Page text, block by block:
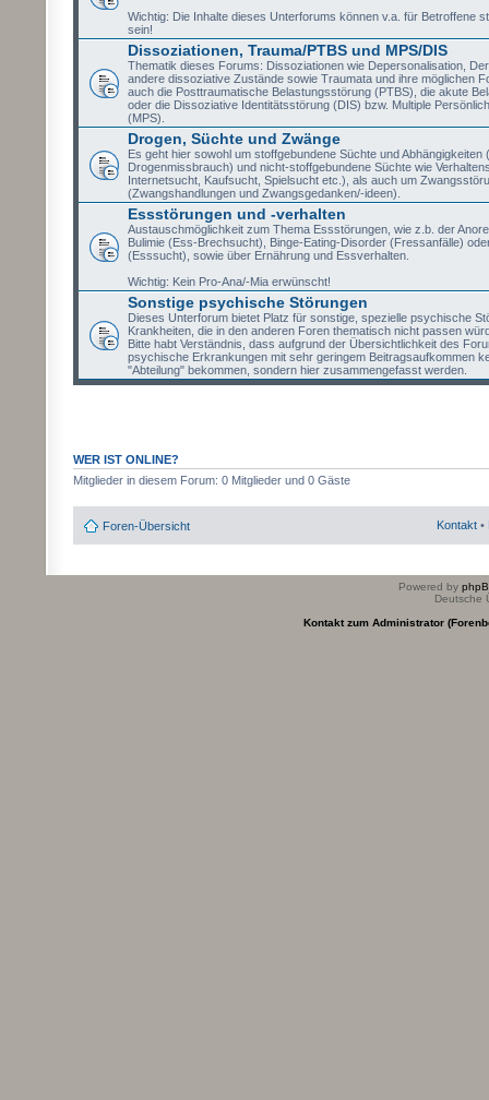
Wichtig: Die Inhalte dieses Unterforums können v.a. für Betroffene
sein!
Dissoziationen, Trauma/PTBS und MPS/DIS
Thematik dieses Forums: Dissoziationen wie Depersonalisation,
andere dissoziative Zustände sowie Traumata und ihre möglichen
auch die Posttraumatische Belastungsstörung (PTBS), die akute
oder die Dissoziative Identitätsstörung (DIS) bzw. Multiple
(MPS).
Drogen, Süchte und Zwänge
Es geht hier sowohl um stoffgebundene Süchte und Abhängigkeiten
Drogenmissbrauch) und nicht-stoffgebundene Süchte wie
Internetsucht, Kaufsucht, Spielsucht etc.), als auch um
(Zwangshandlungen und Zwangsgedanken/-ideen).
Essstörungen und -verhalten
Austauschmöglichkeit zum Thema Essstörungen, wie z.b. der
Bulimie (Ess-Brechsucht), Binge-Eating-Disorder (Fressanfälle)
(Esssucht), sowie über Ernährung und Essverhalten.
Wichtig: Kein Pro-Ana/-Mia erwünscht!
Sonstige psychische Störungen
Dieses Unterforum bietet Platz für sonstige, spezielle psychische
Krankheiten, die in den anderen Foren thematisch nicht passen
Bitte habt Verständnis, dass aufgrund der Übersichtlichkeit des
psychische Erkrankungen mit sehr geringem Beitragsaufkommen
"Abteilung" bekommen, sondern hier zusammengefasst werden.
WER IST ONLINE?
Mitglieder in diesem Forum: 0 Mitglieder und 0 Gäste
Foren-Übersicht Kontakt •
Powered by
Deutsche
Kontakt zum Administrator